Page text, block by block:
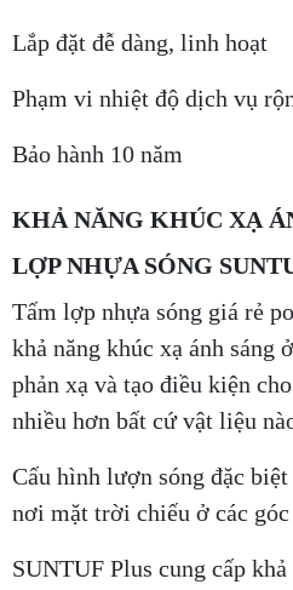
Lắp đặt đễ dàng, linh hoạt
Phạm vi nhiệt độ dịch vụ
Bảo hành 10 năm
KHẢ NĂNG KHÚC XẠ
LỢP NHỰA SÓNG
Tấm lợp nhựa sóng giá rẻ
khả năng khúc xạ ánh sáng
phản xạ và tạo điều kiện
nhiều hơn bất cứ vật liệu
Cấu hình lượn sóng đặc
nơi mặt trời chiếu ở các
SUNTUF Plus cung cấp